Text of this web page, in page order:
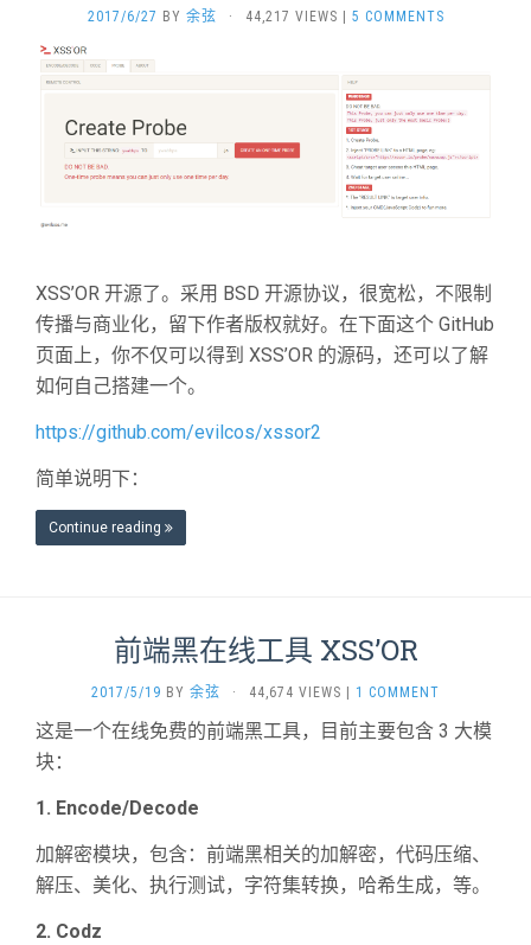
2017/6/27 BY 余弦 · 44,217 VIEWS 5 COMMENTS
XSS’OR 开源了。采用 BSD 开源协议，很宽松，不限制
传播与商业化，留下作者版权就好。在下面这个 GitHub
页面上，你不仅可以得到 XSS’OR 的源码，还可以了解
如何自己搭建一个。
https://github.com/evilcos/xssor2
简单说明下：
Continue reading
前端黑在线工具 XSS’OR
2017/5/19 BY 余弦 · 44,674 VIEWS 1 COMMENT
这是一个在线免费的前端黑工具，目前主要包含 3 大模
块：
1. Encode/Decode
加解密模块，包含：前端黑相关的加解密，代码压缩、
解压、美化、执行测试，字符集转换，哈希生成，等。
2. Codz